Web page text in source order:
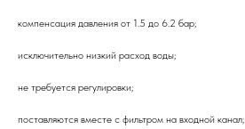
компенсация давления от 1.5 до 6.2 бар;
исключительно низкий расход воды;
не требуется регулировки;
поставляются вместе с фильтром на входной канал;